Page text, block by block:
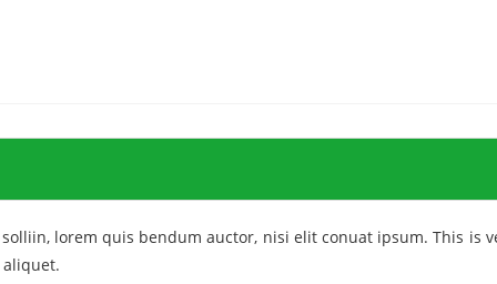
lorem quis bendum auctor, nisi elit conuat ipsum. This is